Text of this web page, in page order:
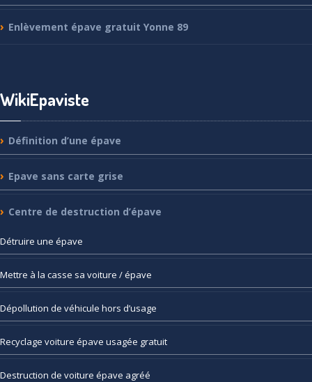
Enlèvement épave gratuit Yonne 89
WikiEpaviste
Définition d’une épave
Epave sans carte grise
Centre de destruction d’épave
Détruire une épave
Mettre à la casse sa voiture / épave
Dépollution de véhicule hors d’usage
Recyclage voiture épave usagée gratuit
Destruction de voiture épave agréé